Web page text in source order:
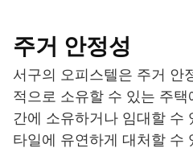
주거 안정성
서구의 오피스텔은 주거 안
적으로 소유할 수 있는 주
간에 소유하거나 임대할 수
타일에 유연하게 대처할 수